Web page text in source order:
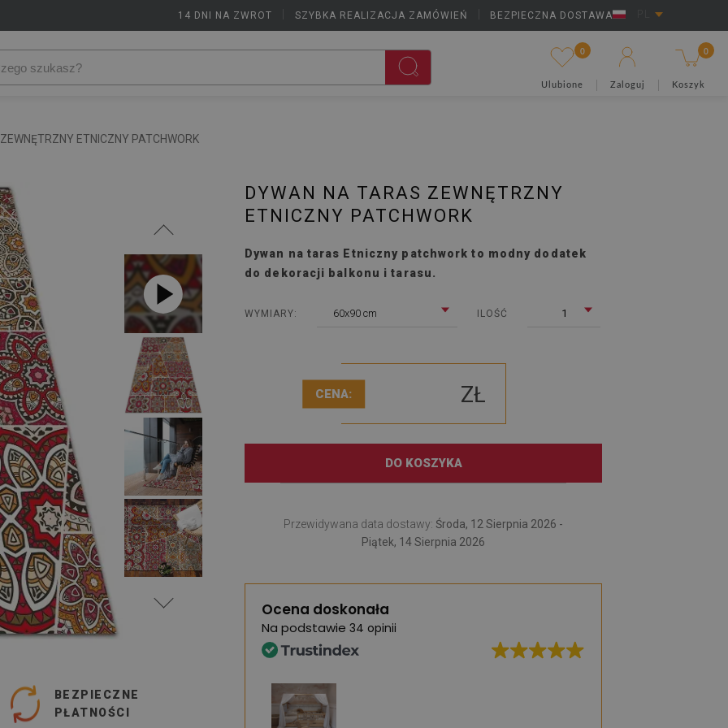
14 DNI NA ZWROT SZYBKA REALIZACJA ZAMÓWIEŃ BEZPIECZNA DOSTAWA
0
Ulubione Zaloguj
0
Koszyk
ETNICZNY PATCHWORK
BEZPIECZNE
PŁATNOŚCI
DYWAN NA TARAS ZEWNĘTRZNY
ETNICZNY PATCHWORK
Dywan na taras Etniczny patchwork to modny dodatek
do dekoracji balkonu i tarasu.
WYMIARY: 60x90 cm ILOŚĆ 1
CENA: ZŁ
DO KOSZYKA
Przewidywana data dostawy: Środa, 12 Sierpnia 2026 -
Piątek, 14 Sierpnia 2026
Ocena doskonała
Na podstawie 34 opinii